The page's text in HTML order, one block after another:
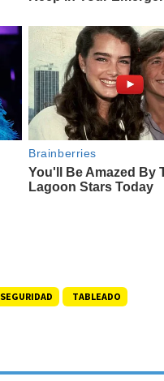
SEGURIDAD TABLEADO